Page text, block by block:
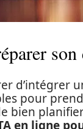
d’intégrer
pour
bien
en ligne